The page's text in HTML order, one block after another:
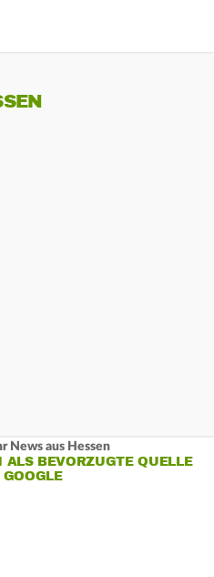
News aus Hessen
ALS BEVORZUGTE QUELLE
GOOGLE